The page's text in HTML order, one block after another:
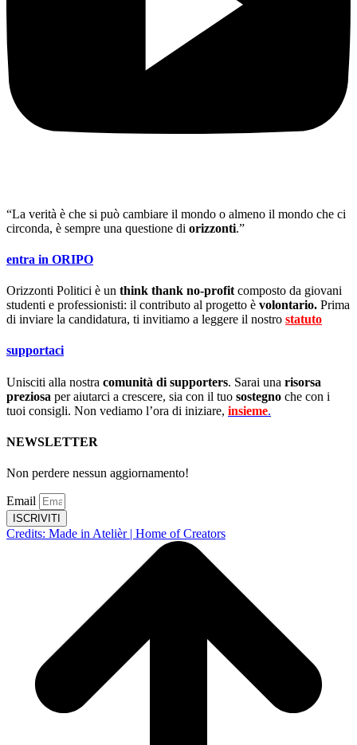
“La verità è che si può cambiare il mondo o almeno il mondo che ci
circonda, è sempre una questione di orizzonti.”
entra in ORIPO
Orizzonti Politici è un think thank no-profit composto da giovani
studenti e professionisti: il contributo al progetto è volontario. Prima
di inviare la candidatura, ti invitiamo a leggere il nostro statuto
supportaci
Unisciti alla nostra comunità di supporters. Sarai una risorsa
preziosa per aiutarci a crescere, sia con il tuo sostegno che con i
tuoi consigli. Non vediamo l’ora di iniziare, insieme.
NEWSLETTER
Non perdere nessun aggiornamento!
Email
ISCRIVITI
Credits: Made in Atelièr | Home of Creators